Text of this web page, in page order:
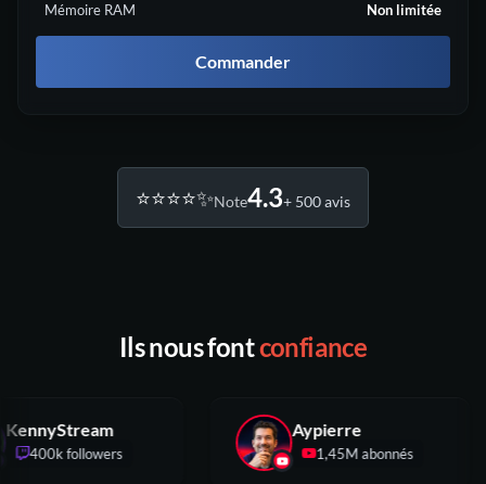
Mémoire RAM
Non limitée
Commander
⭐️⭐️⭐️⭐️✨Note4.3+ 500 avis
Ils nous fontconfiance
KennyStream
400k followers
Aypierre
1,45M abonnés